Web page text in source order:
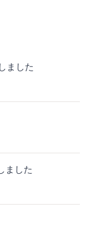
ました
ました